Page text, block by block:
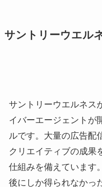
サントリーウエル
サントリーウエルネス
イバーエージェントが
ルです。大量の広告配
クリエイティブの成果
仕組みを備えています
後にしか得られなかっ